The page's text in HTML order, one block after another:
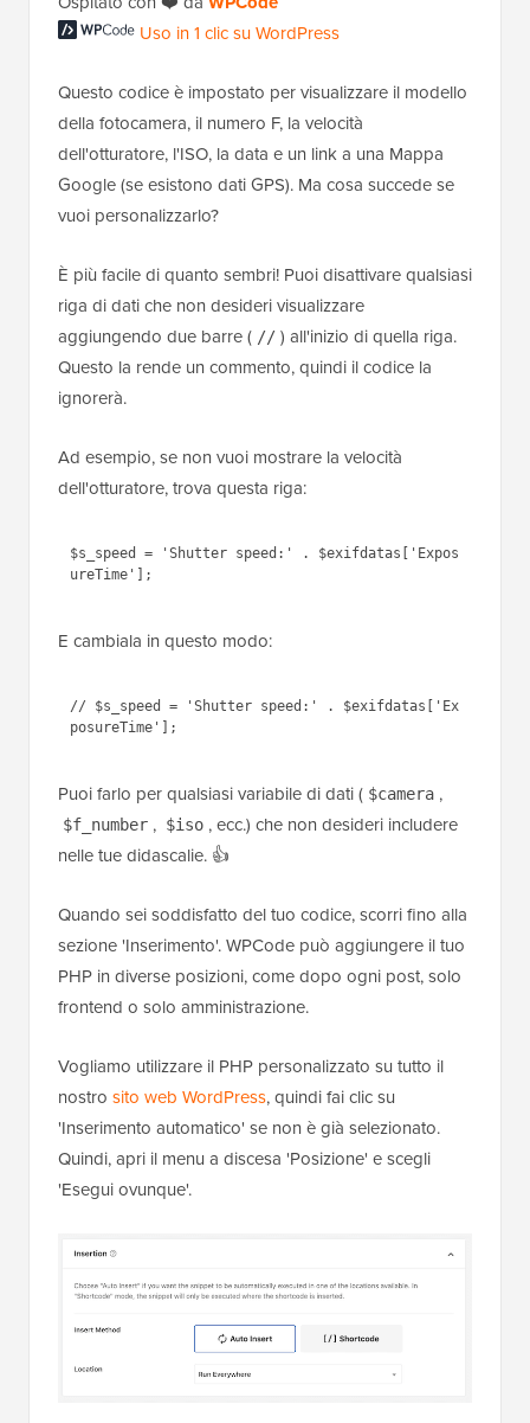
Uso in 1 clic su WordPress
Questo codice è impostato per visualizzare il modello
della fotocamera, il numero F, la velocità
dell'otturatore, l'ISO, la data e un link a una Mappa
Google (se esistono dati GPS). Ma cosa succede se
vuoi personalizzarlo?
È più facile di quanto sembri! Puoi disattivare qualsiasi
riga di dati che non desideri visualizzare
aggiungendo due barre ( // ) all'inizio di quella riga.
Questo la rende un commento, quindi il codice la
ignorerà.
Ad esempio, se non vuoi mostrare la velocità
dell'otturatore, trova questa riga:
$s_speed = 'Shutter speed:' . $exifdatas['Expos
E cambiala in questo modo:
// $s_speed = 'Shutter speed:' . $exifdatas['Ex
Puoi farlo per qualsiasi variabile di dati ( $camera ,
$f_number , $iso , ecc.) che non desideri includere
nelle tue didascalie. 👍
Quando sei soddisfatto del tuo codice, scorri fino alla
sezione 'Inserimento'. WPCode può aggiungere il tuo
PHP in diverse posizioni, come dopo ogni post, solo
frontend o solo amministrazione.
Vogliamo utilizzare il PHP personalizzato su tutto il
nostro sito web WordPress, quindi fai clic su
'Inserimento automatico' se non è già selezionato.
Quindi, apri il menu a discesa 'Posizione' e scegli
'Esegui ovunque'.